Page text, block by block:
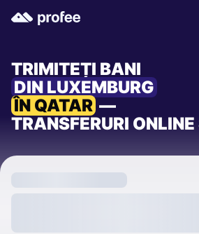
TRIMITEȚI BANI
DIN LUXEMBURG
ÎN QATAR —
TRANSFERURI